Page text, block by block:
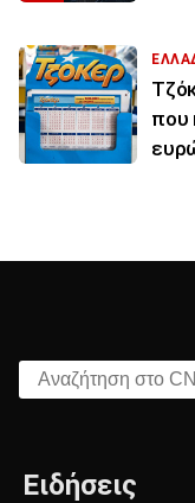
που
Αναζήτηση στο
Ειδήσεις